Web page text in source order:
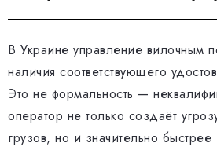
В Украине управление вилочным
наличия соответствующего
Это не формальность —
оператор не только создаёт
грузов, но и значительно быстрее